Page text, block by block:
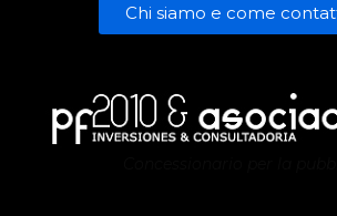
Chi siamo e come